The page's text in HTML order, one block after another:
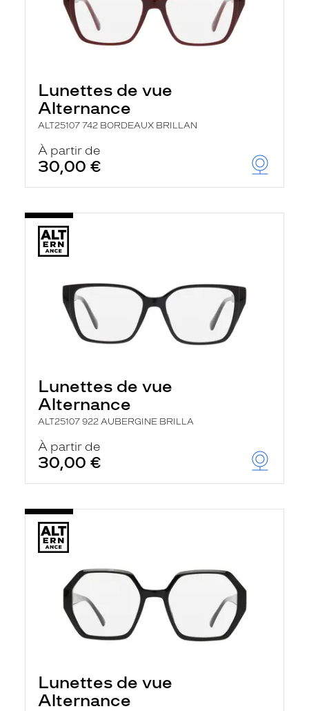
Lunettes de vue
Alternance
ALT25107 742 BORDEAUX BRILLAN
À partir de
30,00 €
Lunettes de vue
Alternance
ALT25107 922 AUBERGINE BRILLA
À partir de
30,00 €
Lunettes de vue
Alternance